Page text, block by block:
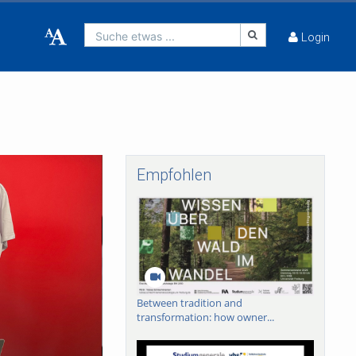
Suche etwas ... Login
Empfohlen
Between tradition and
transformation: how owner...